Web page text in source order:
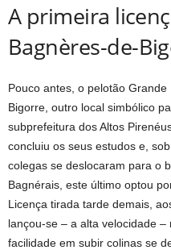
A primeira
Bagnères-de-
Pouco antes, o pelotão
Bigorre, outro local simbólico
subprefeitura dos Altos
concluiu os seus estudos e,
colegas se deslocaram para o
Bagnérais, este último optou
Licença tirada tarde demais,
lançou-se – a alta velocidade
facilidade em subir colinas se